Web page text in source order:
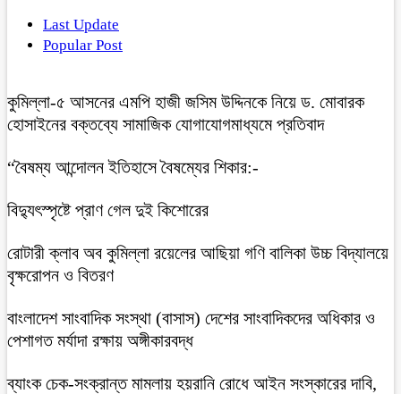
Last Update
Popular Post
কুমিল্লা-৫ আসনের এমপি হাজী জসিম উদ্দিনকে নিয়ে ড. মোবারক
হোসাইনের বক্তব্যে সামাজিক যোগাযোগমাধ্যমে প্রতিবাদ
“বৈষম্য আন্দোলন ইতিহাসে বৈষম্যের শিকার:-
বিদ্যুৎস্পৃষ্টে প্রাণ গেল দুই কিশোরের
রোটারী ক্লাব অব কুমিল্লা রয়েলের আছিয়া গণি বালিকা উচ্চ বিদ্যালয়ে
বৃক্ষরোপন ও বিতরণ
বাংলাদেশ সাংবাদিক সংস্থা (বাসাস) দেশের সাংবাদিকদের অধিকার ও
পেশাগত মর্যাদা রক্ষায় অঙ্গীকারবদ্ধ
ব্যাংক চেক-সংক্রান্ত মামলায় হয়রানি রোধে আইন সংস্কারের দাবি,